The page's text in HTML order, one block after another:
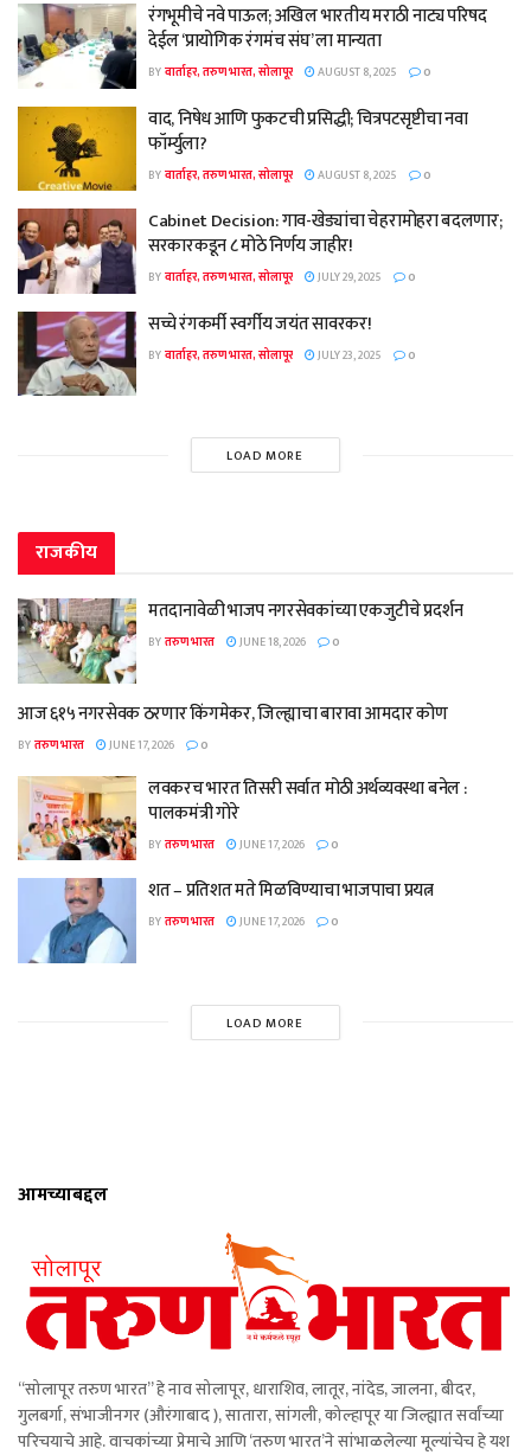
रंगभूमीचे नवे पाऊल; अखिल भारतीय मराठी नाट्य परिषद
देईल ‘प्रायोगिक रंगमंच संघ’ ला मान्यता
BYवार्ताहर, तरुण भारत, सोलापूर AUGUST 8, 2025 0
वाद, निषेध आणि फुकटची प्रसिद्धी; चित्रपटसृष्टीचा नवा
फॉर्म्युला?
BYवार्ताहर, तरुण भारत, सोलापूर AUGUST 8, 2025 0
Cabinet Decision: गाव-खेड्यांचा चेहरामोहरा बदलणार;
सरकारकडून ८ मोठे निर्णय जाहीर!
BYवार्ताहर, तरुण भारत, सोलापूर JULY 29, 2025 0
सच्चे रंगकर्मी स्वर्गीय जयंत सावरकर!
BYवार्ताहर, तरुण भारत, सोलापूर JULY 23, 2025 0
LOAD MORE
राजकीय
मतदानावेळी भाजप नगरसेवकांच्या एकजुटीचे प्रदर्शन
BYतरुण भारत JUNE 18, 2026 0
आज ६१५ नगरसेवक ठरणार किंगमेकर, जिल्ह्याचा बारावा आमदार कोण
BYतरुण भारत JUNE 17, 2026 0
लवकरच भारत तिसरी सर्वात मोठी अर्थव्यवस्था बनेल :
पालकमंत्री गोरे
BYतरुण भारत JUNE 17, 2026 0
शत – प्रतिशत मते मिळविण्याचा भाजपाचा प्रयत्न
BYतरुण भारत JUNE 17, 2026 0
LOAD MORE
आमच्याबद्दल
“सोलापूर तरुण भारत” हे नाव सोलापूर, धाराशिव, लातूर, नांदेड, जालना, बीदर,
गुलबर्गा, संभाजीनगर (औरंगाबाद ), सातारा, सांगली, कोल्हापूर या जिल्ह्यात सर्वांच्या
परिचयाचे आहे. वाचकांच्या प्रेमाचे आणि ‘तरुण भारत’ने सांभाळलेल्या मूल्यांचेच हे यश